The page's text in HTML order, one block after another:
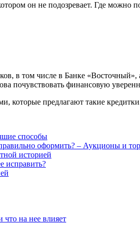
он не подозревает. Где можно
в том числе в Банке
почувствовать финансовую
которые предлагают такие
способы
оформить? – Аукционы и
историей
исправить?
что на нее влияет